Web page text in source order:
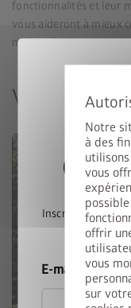
Notre
à des
vous
offrir
vous
sur
fonctionnalités et leur
vous aideront à mieux
monter facilement.
Vidéos sur
Inscrivez-vous
participer
E-mail